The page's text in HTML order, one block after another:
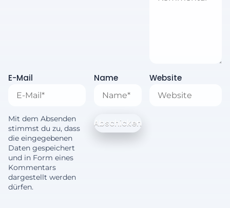
E-Mail Name Website
Mit dem Absenden
stimmst du zu, dass
die eingegebenen
Daten gespeichert
und in Form eines
Kommentars
dargestellt werden
dürfen.